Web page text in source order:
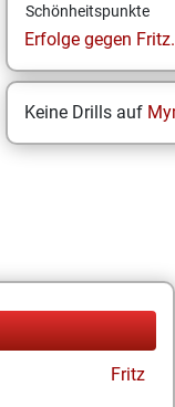
Schönheitspunkte
Erfolge gegen
Keine Drills auf
Fritz